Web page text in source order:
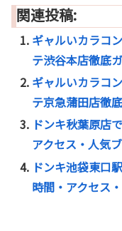
関連投稿:
ギャルいカラコ
テ渋谷本店徹底
ギャルいカラコ
テ京急蒲田店徹
ドンキ秋葉原店
アクセス・人気
ドンキ池袋東口
時間・アクセス